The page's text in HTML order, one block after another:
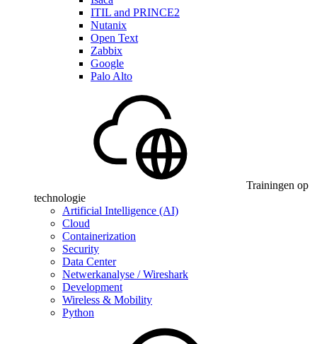
ITIL and PRINCE2
Nutanix
Open Text
Zabbix
Google
Palo Alto
Trainingen op
technologie
Artificial Intelligence (AI)
Cloud
Containerization
Security
Data Center
Netwerkanalyse / Wireshark
Development
Wireless & Mobility
Python